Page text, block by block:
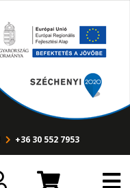
+36 30 552 7953